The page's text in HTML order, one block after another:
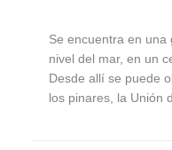
Se encuentra en una
nivel del mar, en un
Desde allí se puede
los pinares, la Unión